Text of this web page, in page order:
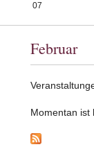
07
Februar
Momentan ist